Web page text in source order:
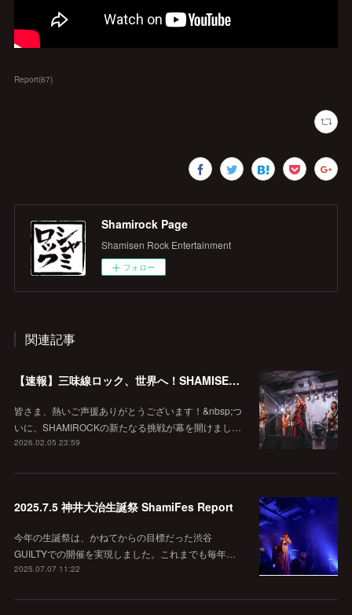
Report(67)
Shamirock Page
Shamisen Rock Entertainment
フォロー
関連記事
【速報】三味線ロック、世界へ！SHAMISEVENがインディーズコンテスト予選を1位で突破！
皆さま、熱いご声援ありがとうございます！&nbsp;つ
いに、SHAMIROCKの新たなる挑戦が幕を開けまし…
2026.02.05 23:59
2025.7.5 神井大治生誕祭 ShamiFes Report
今年の生誕祭は、かねてからの目標だった渋谷
GUILTYでの開催を実現しました。これまでも毎年…
2025.07.07 11:22